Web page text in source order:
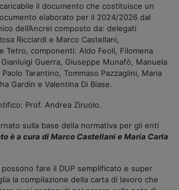
il documento che costituisce un
elaborato per il 2024/2026 dal
dell’Ancrel composto da: delegati
Ricciardi e Marco Castellani,
Tetro, componenti: Aldo Feoli, Filomena
Guerra, Giuseppe Munafò, Manuela
Tarantino, Tommaso Pazzaglini, Maria
Gardin e Valentina Di Biase.
Prof. Andrea Ziruolo.
sulla base della normativa per gli enti
è a cura di Marco Castellani e Maria Carla
fare il DUP semplificato e super
la compilazione della carta di lavoro che